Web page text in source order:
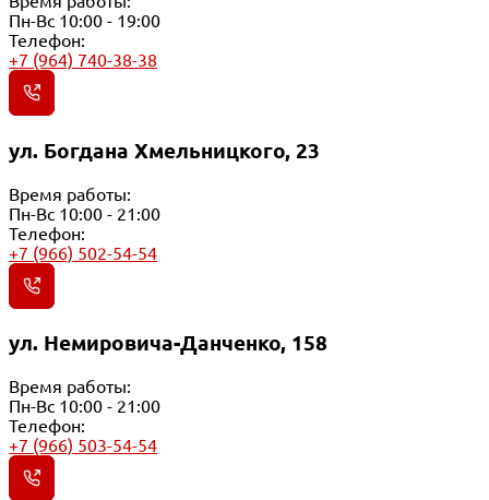
Пн-Вс 10:00 - 19:00
Телефон:
+7 (964) 740-38-38
ул. Богдана Хмельницкого, 23
Время работы:
Пн-Вс 10:00 - 21:00
Телефон:
+7 (966) 502-54-54
ул. Немировича-Данченко, 158
Время работы:
Пн-Вс 10:00 - 21:00
Телефон:
+7 (966) 503-54-54